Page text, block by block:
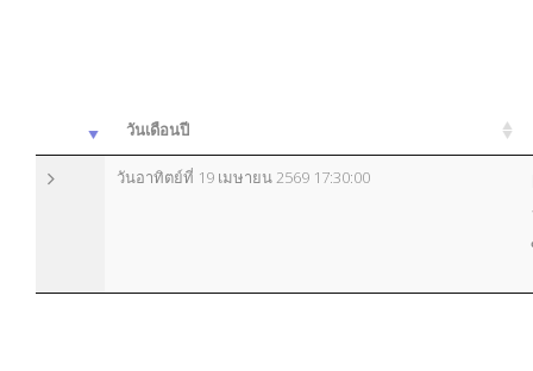
วันเดือนปี
วันอาทิตย์ที่ 19 เมษายน 2569 17:30:00